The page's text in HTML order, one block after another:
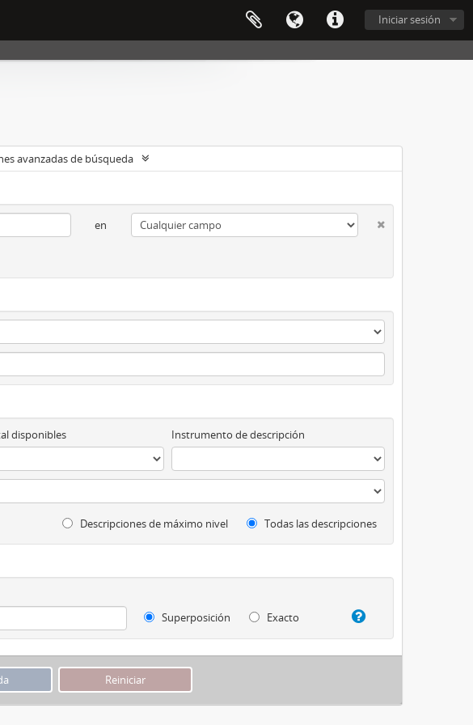
Iniciar sesión
avanzadas de búsqueda
en
disponibles Instrumento de descripción
Descripciones de máximo nivel Todas las descripciones
Superposición
Exacto